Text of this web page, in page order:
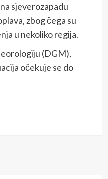
sjeverozapadu
zbog čega su
u nekoliko regija.
(DGM),
očekuje se do